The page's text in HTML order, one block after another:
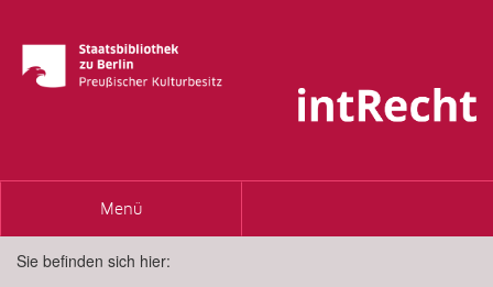
Toggle
Menü
Sie befinden sich hier: